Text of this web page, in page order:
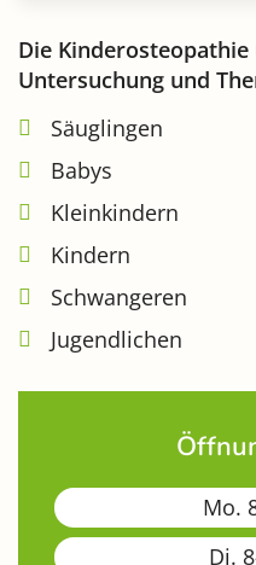
Die
Untersuchung und
Säuglingen
Babys
Kleinkindern
Kindern
Schwangeren
Jugendlichen
Mo.
Di.